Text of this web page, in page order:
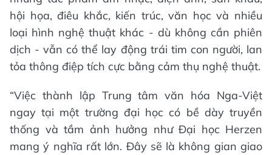
hội họa, điêu khắc, kiến trúc, văn học và nhiều
loại hình nghệ thuật khác - dù không cần phiên
dịch - vẫn có thể lay động trái tim con người, lan
tỏa thông điệp tích cực bằng cảm thụ nghệ thuật.
“Việc thành lập Trung tâm văn hóa Nga-Việt
ngay tại một trường đại học có bề dày truyền
thống và tầm ảnh hưởng như Đại học Herzen
mang ý nghĩa rất lớn. Đây sẽ là không gian giao